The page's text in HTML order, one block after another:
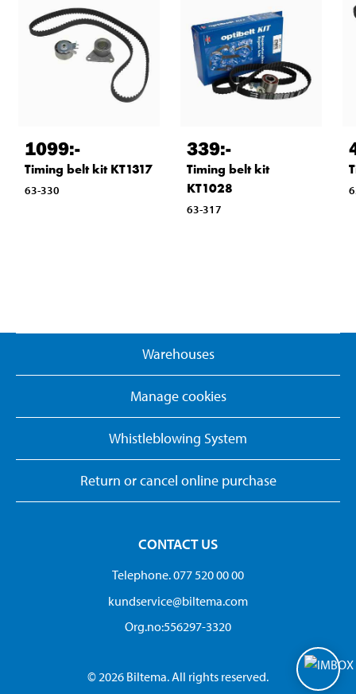
1099:-
Timing belt kit KT1317
63-330
339:-
Timing belt kit
KT1028
63-317
Warehouses
Manage cookies
Whistleblowing System
Return or cancel online purchase
CONTACT US
Telephone. 077 520 00 00
kundservice@biltema.com
Org.no:556297-3320
© 2026 Biltema. All rights reserved.